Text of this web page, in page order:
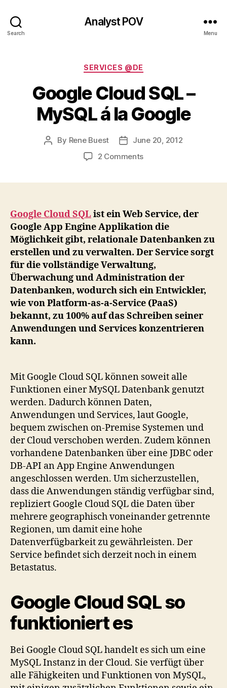
Search
Analyst POV
Menu
Categories
SERVICES @DE
Google Cloud SQL –
MySQL á la Google
Post
By Rene Buest
PostJune 20, 2012
2 Commentson
MySQL
á
la
Google
Google Cloud SQList ein Web Service, der
Google App Engine Applikation die
Möglichkeit gibt, relationale Datenbanken zu
erstellen und zu verwalten. Der Service sorgt
für die vollständige Verwaltung,
Überwachung und Administration der
Datenbanken, wodurch sich ein Entwickler,
wie von Platform-as-a-Service (PaaS)
bekannt, zu 100% auf das Schreiben seiner
Anwendungen und Services konzentrieren
kann.
Mit Google Cloud SQL können soweit alle
Funktionen einer MySQL Datenbank genutzt
werden. Dadurch können Daten,
Anwendungen und Services, laut Google,
bequem zwischen on-Premise Systemen und
der Cloud verschoben werden. Zudem können
vorhandene Datenbanken über eine JDBC oder
DB-API an App Engine Anwendungen
angeschlossen werden. Um sicherzustellen,
dass die Anwendungen ständig verfügbar sind,
repliziert Google Cloud SQL die Daten über
mehrere geographisch voneinander getrennte
Regionen, um damit eine hohe
Datenverfügbarkeit zu gewährleisten. Der
Service befindet sich derzeit noch in einem
Betastatus.
Google Cloud SQL so
funktioniert es
Bei Google Cloud SQL handelt es sich um eine
MySQL Instanz in der Cloud. Sie verfügt über
alle Fähigkeiten und Funktionen von MySQL,